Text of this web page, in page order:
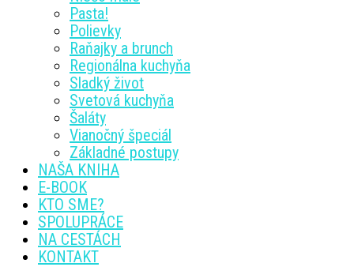
Pasta!
Polievky
Raňajky a brunch
Regionálna kuchyňa
Sladký život
Svetová kuchyňa
Šaláty
Vianočný špeciál
Základné postupy
NAŠA KNIHA
E-BOOK
KTO SME?
SPOLUPRÁCE
NA CESTÁCH
KONTAKT